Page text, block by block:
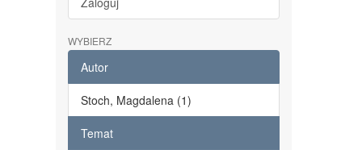
WYBIERZ
Autor
Stoch, Magdalena (1)
Temat